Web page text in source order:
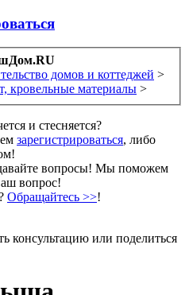
домов и коттеджей >
кровельные материалы >
и стесняется?
зарегистрироваться, либо
вопросы! Мы поможем
вопрос!
Обращайтесь >>!
консультацию или поделиться